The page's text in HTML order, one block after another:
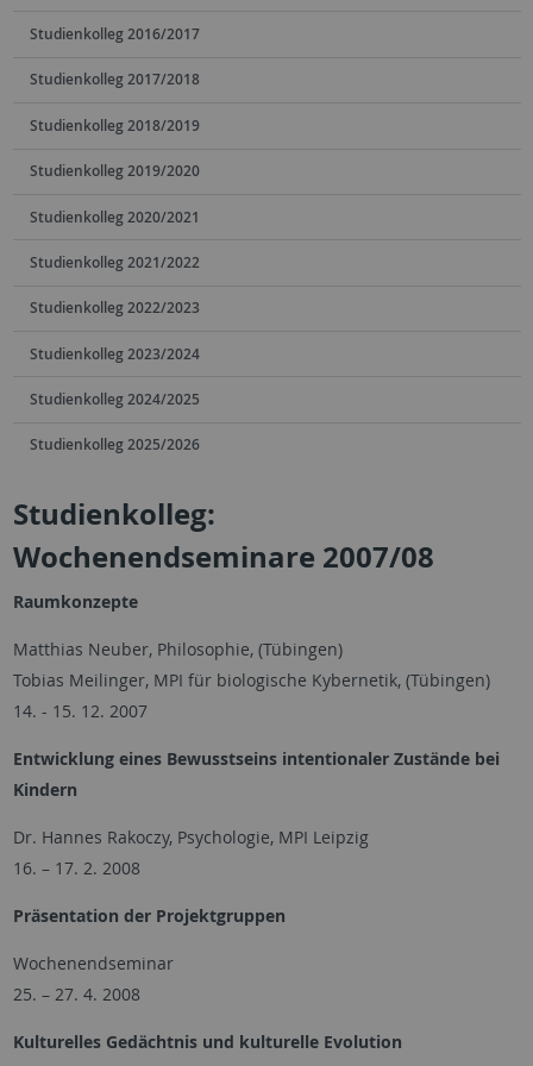
Studienkolleg 2016/2017
Studienkolleg 2017/2018
Studienkolleg 2018/2019
Studienkolleg 2019/2020
Studienkolleg 2020/2021
Studienkolleg 2021/2022
Studienkolleg 2022/2023
Studienkolleg 2023/2024
Studienkolleg 2024/2025
Studienkolleg 2025/2026
Studienkolleg:
Wochenendseminare 2007/08
Raumkonzepte
Matthias Neuber, Philosophie, (Tübingen)
Tobias Meilinger, MPI für biologische Kybernetik, (Tübingen)
14. - 15. 12. 2007
Entwicklung eines Bewusstseins intentionaler Zustände bei
Kindern
Dr. Hannes Rakoczy, Psychologie, MPI Leipzig
16. – 17. 2. 2008
Präsentation der Projektgruppen
Wochenendseminar
25. – 27. 4. 2008
Kulturelles Gedächtnis und kulturelle Evolution